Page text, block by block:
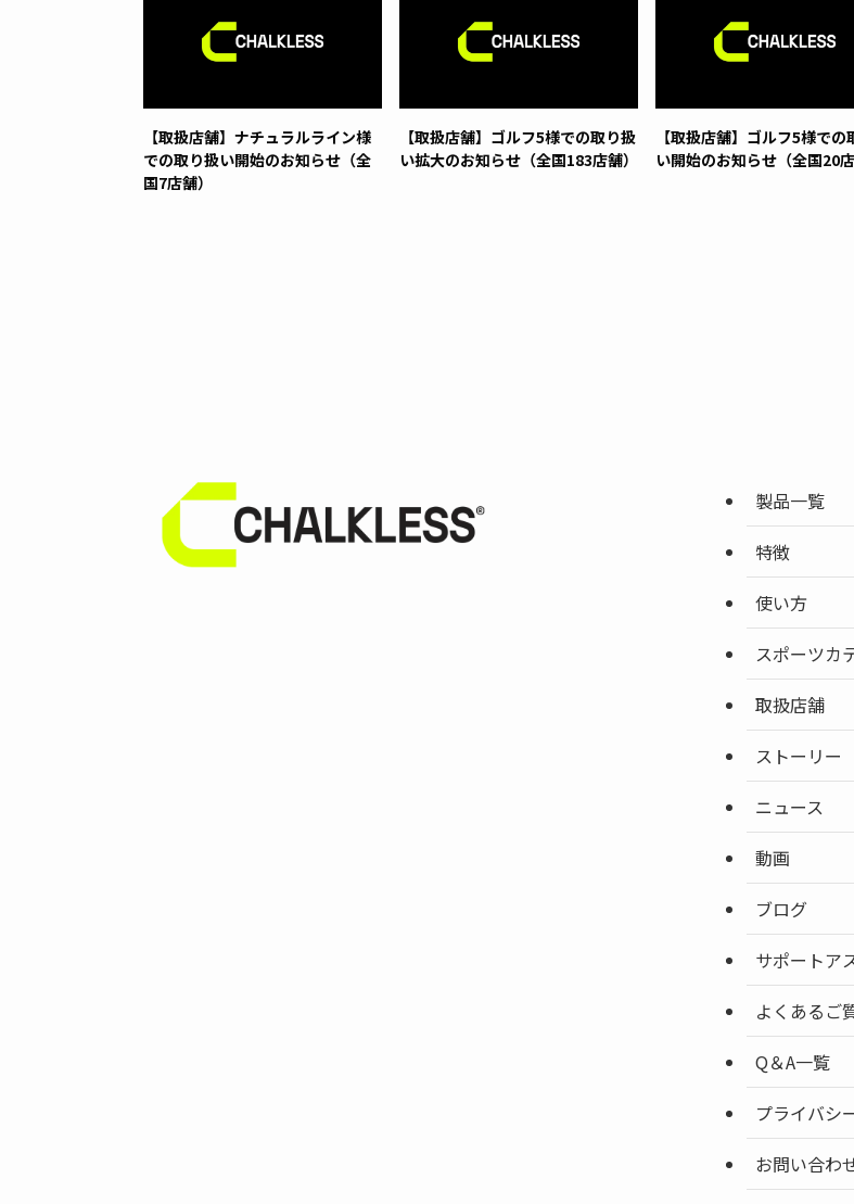
【取扱店舗】ナチュラルライン様
での取り扱い開始のお知らせ（全
国7店舗）
【取扱店舗】ゴルフ5様での取り扱
い拡大のお知らせ（全国183店舗）
【取扱店舗】ゴルフ5様での
い開始のお知らせ（全国20店
製品一覧
特徴
使い方
スポーツカ
取扱店舗
ストーリー
ニュース
動画
ブログ
サポートア
よくあるご
Q＆A一覧
プライバシ
お問い合わ